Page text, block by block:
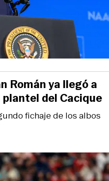
fichaje de los albos
Román ya llegó a
del Cacique